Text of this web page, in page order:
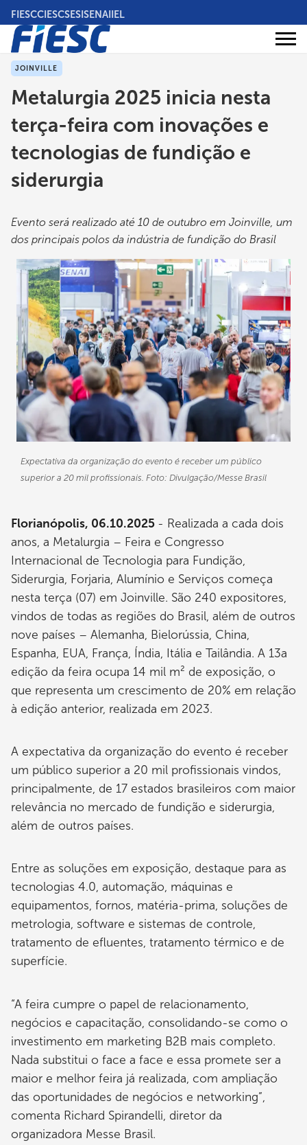
Pular
para
conteúdo
principal
FIESCCIESCSESISENAIIEL
Áreas
JOINVILLE
Metalurgia 2025 inicia nesta
terça-feira com inovações e
tecnologias de fundição e
siderurgia
Evento será realizado até 10 de outubro em Joinville, um
dos principais polos da indústria de fundição do Brasil
Expectativa da organização do evento é receber um público
superior a 20 mil profissionais. Foto: Divulgação/Messe Brasil
Florianópolis, 06.10.2025 - Realizada a cada dois
anos, a Metalurgia – Feira e Congresso
Internacional de Tecnologia para Fundição,
Siderurgia, Forjaria, Alumínio e Serviços começa
nesta terça (07) em Joinville. São 240 expositores,
vindos de todas as regiões do Brasil, além de outros
nove países – Alemanha, Bielorússia, China,
Espanha, EUA, França, Índia, Itália e Tailândia. A 13a
edição da feira ocupa 14 mil m² de exposição, o
que representa um crescimento de 20% em relação
à edição anterior, realizada em 2023.
A expectativa da organização do evento é receber
um público superior a 20 mil profissionais vindos,
principalmente, de 17 estados brasileiros com maior
relevância no mercado de fundição e siderurgia,
além de outros países.
Entre as soluções em exposição, destaque para as
tecnologias 4.0, automação, máquinas e
equipamentos, fornos, matéria-prima, soluções de
metrologia, software e sistemas de controle,
tratamento de efluentes, tratamento térmico e de
superfície.
“A feira cumpre o papel de relacionamento,
negócios e capacitação, consolidando-se como o
investimento em marketing B2B mais completo.
Nada substitui o face a face e essa promete ser a
maior e melhor feira já realizada, com ampliação
das oportunidades de negócios e networking”,
comenta Richard Spirandelli, diretor da
organizadora Messe Brasil.